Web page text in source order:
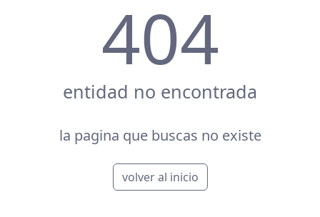
404
entidad no encontrada
la pagina que buscas no existe
volver al inicio